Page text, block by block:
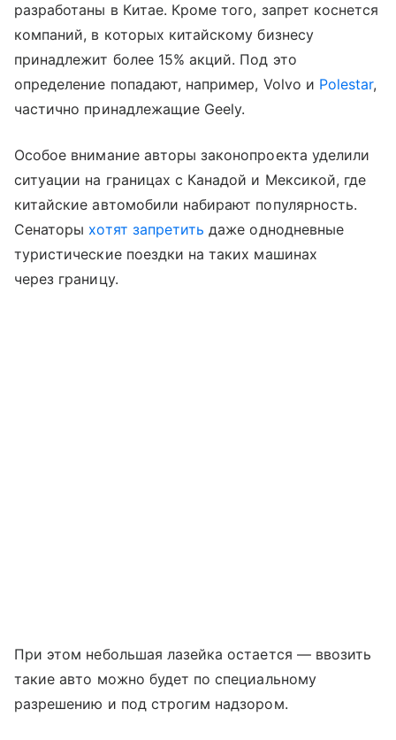
разработаны в Китае. Кроме того, запрет коснется
компаний, в которых китайскому бизнесу
принадлежит более 15% акций. Под это
определение попадают, например, Volvo и Polestar,
частично принадлежащие Geely.
Особое внимание авторы законопроекта уделили
ситуации на границах с Канадой и Мексикой, где
китайские автомобили набирают популярность.
Сенаторы хотят запретить даже однодневные
туристические поездки на таких машинах
через границу.
При этом небольшая лазейка остается — ввозить
такие авто можно будет по специальному
разрешению и под строгим надзором.